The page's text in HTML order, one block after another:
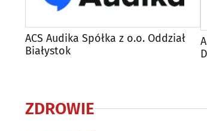
ACS Audika Spółka z o.o. Oddział
Białystok
ZDROWIE